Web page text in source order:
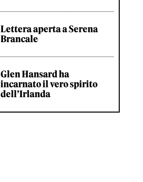
Lettera aperta a Serena
Brancale
Glen Hansard ha
incarnato il vero spirito
dell’Irlanda